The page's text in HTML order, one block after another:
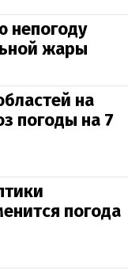
непогоду
жары
на
погоды на 7
погода